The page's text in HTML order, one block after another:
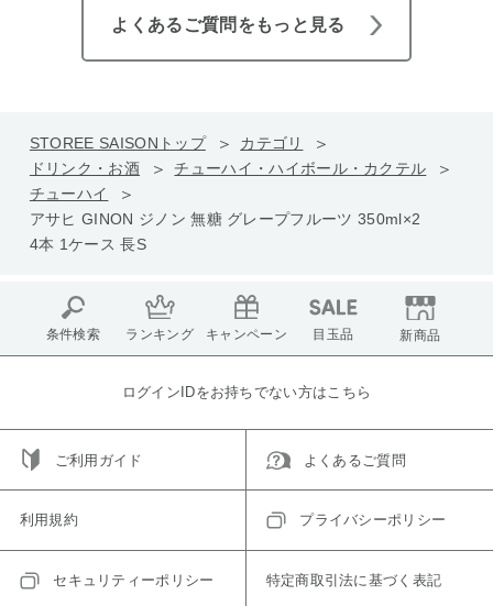
よくあるご質問をもっと見る
STOREE SAISONトップ
カテゴリ
ドリンク・お酒
チューハイ・ハイボール・カクテル
チューハイ
アサヒ GINON ジノン 無糖 グレープフルーツ 350ml×2
4本 1ケース 長S
条件検索 ランキング キャンペーン 目玉品 新商品
ログインIDをお持ちでない方はこちら
ご利用ガイド よくあるご質問
利用規約 プライバシーポリシー
セキュリティーポリシー 特定商取引法に基づく表記